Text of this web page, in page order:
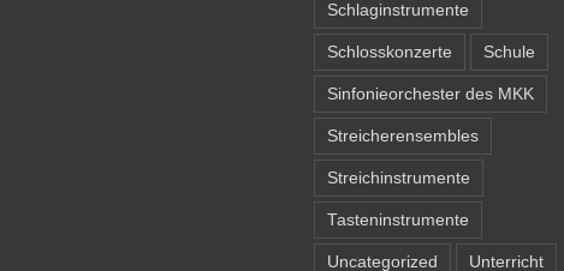
Schlaginstrumente
Schlosskonzerte Schule
Sinfonieorchester des MKK
Streicherensembles
Streichinstrumente
Tasteninstrumente
Uncategorized Unterricht